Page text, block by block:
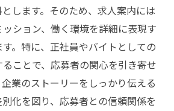
します。そのため、求人案内には
ション、働く環境を詳細に表現す
。特に、正社員やバイトとしての
ことで、応募者の関心を引き寄せ
業のストーリーをしっかり伝える
化を図り、応募者との信頼関係を